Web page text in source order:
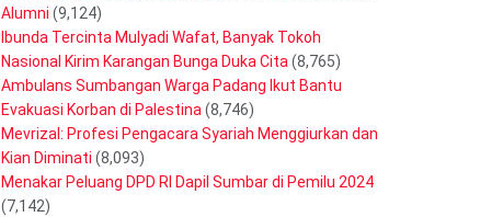
Alumni (9,124)
Ibunda Tercinta Mulyadi Wafat, Banyak Tokoh
Nasional Kirim Karangan Bunga Duka Cita (8,765)
Ambulans Sumbangan Warga Padang Ikut Bantu
Evakuasi Korban di Palestina (8,746)
Mevrizal: Profesi Pengacara Syariah Menggiurkan dan
Kian Diminati (8,093)
Menakar Peluang DPD RI Dapil Sumbar di Pemilu 2024
(7,142)